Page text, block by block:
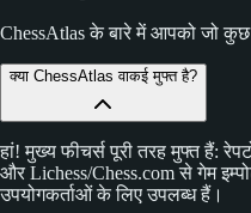
ChessAtlas के बारे में आपको जो कुछ
क्या ChessAtlas वाकई मुफ्त है?
हां! मुख्य फीचर्स पूरी तरह मुफ्त हैं:
और Lichess/Chess.com से गेम
उपयोगकर्ताओं के लिए उपलब्ध हैं।